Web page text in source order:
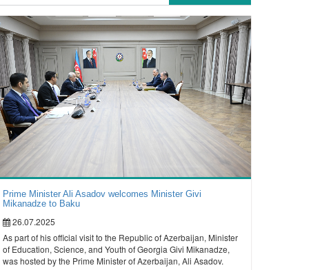
Prime Minister Ali Asadov welcomes Minister Givi
Mikanadze to Baku
26.07.2025
As part of his official visit to the Republic of Azerbaijan, Minister
of Education, Science, and Youth of Georgia Givi Mikanadze,
was hosted by the Prime Minister of Azerbaijan, Ali Asadov.